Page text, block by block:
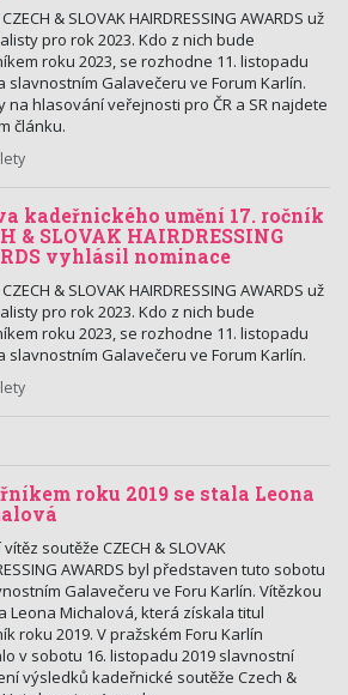
& SLOVAK HAIRDRESSING AWARDS už
pro rok 2023. Kdo z nich bude
roku 2023, se rozhodne 11. listopadu
slavnostním Galavečeru ve Forum Karlín.
na hlasování veřejnosti pro ČR a SR najdete
článku.
kadeřnického umění 17. ročník
& SLOVAK HAIRDRESSING
vyhlásil nominace
& SLOVAK HAIRDRESSING AWARDS už
pro rok 2023. Kdo z nich bude
roku 2023, se rozhodne 11. listopadu
slavnostním Galavečeru ve Forum Karlín.
roku 2019 se stala Leona
soutěže CZECH & SLOVAK
AWARDS byl představen tuto sobotu
Galavečeru ve Foru Karlín. Vítězkou
Leona Michalová, která získala titul
roku 2019. V pražském Foru Karlín
v sobotu 16. listopadu 2019 slavnostní
výsledků kadeřnické soutěže Czech &